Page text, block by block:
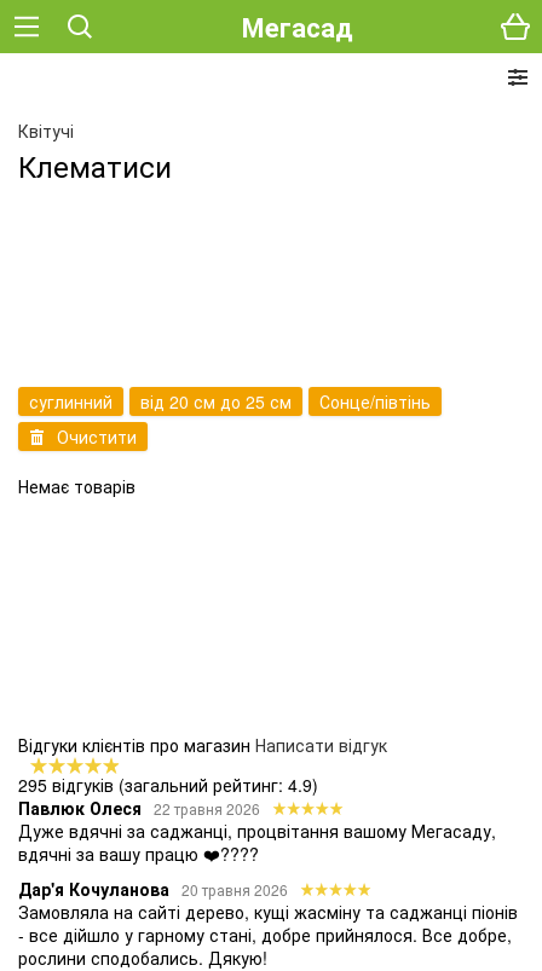
Мегасад
Квітучі
Клематиси
суглинний від 20 см до 25 см
Сонце/півтінь
Очистити
Немає товарів
Відгуки клієнтів про магазин Написати відгук
295 відгуків (загальний рейтинг: 4.9)
Павлюк Олеся
22 травня 2026
Дуже вдячні за саджанці, процвітання вашому Мегасаду,
вдячні за вашу працю ❤️????
Дар'я Кочуланова
20 травня 2026
Замовляла на сайті дерево, кущі жасміну та саджанці піонів
- все дійшло у гарному стані, добре прийнялося. Все добре,
рослини сподобались. Дякую!